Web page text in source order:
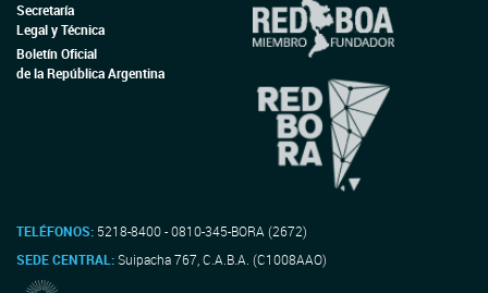
Secretaría
Legal y Técnica
Boletín Oficial
de la República Argentina
TELÉFONOS: 5218-8400 - 0810-345-BORA (2672)
SEDE CENTRAL:Suipacha 767, C.A.B.A. (C1008AAO)